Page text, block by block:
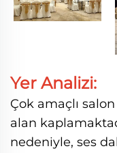
Yer Analizi:
Çok amaçlı
alan
nedeniyle, ses